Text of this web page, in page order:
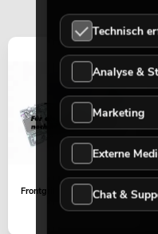
Frontgrill ODP-206 weiß
Technisch
Analyse &
Marketing
Externe
Chat &